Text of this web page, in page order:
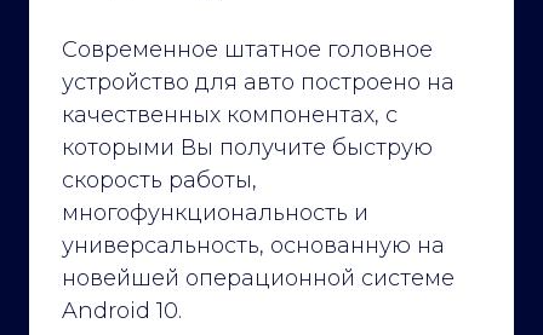
Современное штатное головное
устройство для авто построено на
качественных компонентах, с
которыми Вы получите быструю
скорость работы,
многофункциональность и
универсальность, основанную на
новейшей операционной системе
Android 10.